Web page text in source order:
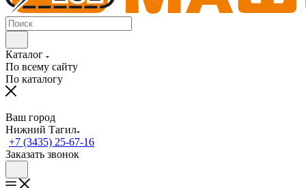
Каталог
По всему сайту
По каталогу
Ваш город
Нижний Тагил
+7 (3435) 25-67-16
Заказать звонок